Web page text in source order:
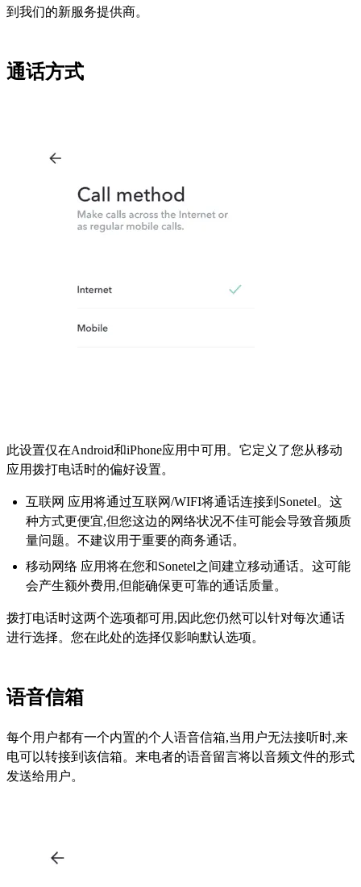
到我们的新服务提供商。
通话方式
此设置仅在Android和iPhone应用中可用。它定义了您从移动
应用拨打电话时的偏好设置。
互联网 应用将通过互联网/WIFI将通话连接到Sonetel。这
种方式更便宜,但您这边的网络状况不佳可能会导致音频质
量问题。不建议用于重要的商务通话。
移动网络 应用将在您和Sonetel之间建立移动通话。这可能
会产生额外费用,但能确保更可靠的通话质量。
拨打电话时这两个选项都可用,因此您仍然可以针对每次通话
进行选择。您在此处的选择仅影响默认选项。
语音信箱
每个用户都有一个内置的个人语音信箱,当用户无法接听时,来
电可以转接到该信箱。来电者的语音留言将以音频文件的形式
发送给用户。